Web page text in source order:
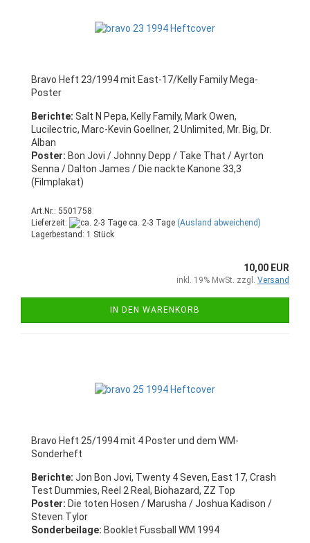
Bravo Heft 23/1994 mit East-17/Kelly Family Mega-
Poster
Berichte: Salt N Pepa, Kelly Family, Mark Owen,
Lucilectric, Marc-Kevin Goellner, 2 Unlimited, Mr. Big, Dr.
Alban
Poster: Bon Jovi / Johnny Depp / Take That / Ayrton
Senna / Dalton James / Die nackte Kanone 33,3
(Filmplakat)
Art.Nr.: 5501758
Lieferzeit:
ca. 2-3 Tage (Ausland abweichend)
Lagerbestand: 1 Stück
10,00 EUR
inkl. 19% MwSt. zzgl. Versand
IN DEN WARENKORB
Bravo Heft 25/1994 mit 4 Poster und dem WM-
Sonderheft
Berichte: Jon Bon Jovi, Twenty 4 Seven, East 17, Crash
Test Dummies, Reel 2 Real, Biohazard, ZZ Top
Poster: Die toten Hosen / Marusha / Joshua Kadison /
Steven Tylor
Sonderbeilage: Booklet Fussball WM 1994